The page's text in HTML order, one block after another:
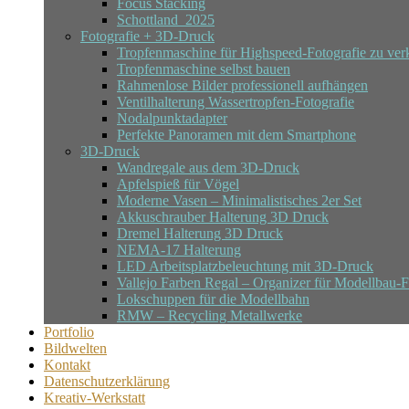
Focus Stacking
Schottland_2025
Fotografie + 3D-Druck
Tropfenmaschine für Highspeed-Fotografie zu
Tropfenmaschine selbst bauen
Rahmenlose Bilder professionell aufhängen
Ventilhalterung Wassertropfen-Fotografie
Nodalpunktadapter
Perfekte Panoramen mit dem Smartphone
3D-Druck
Wandregale aus dem 3D-Druck
Apfelspieß für Vögel
Moderne Vasen – Minimalistisches 2er Set
Akkuschrauber Halterung 3D Druck
Dremel Halterung 3D Druck
NEMA-17 Halterung
LED Arbeitsplatzbeleuchtung mit 3D-Druck
Vallejo Farben Regal – Organizer für Modellbau-
Lokschuppen für die Modellbahn
RMW – Recycling Metallwerke
Portfolio
Bildwelten
Kontakt
Datenschutzerklärung
Kreativ-Werkstatt